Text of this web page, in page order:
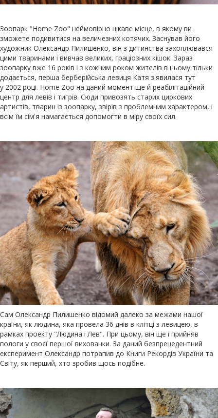
Зоопарк "Home Zoo" неймовірно цікаве місце, в якому ви
зможете подивитися на величезних котячих. Заснував його
художник Олександр Пилишенко, він з дитинства захоплювався
цими тваринами і вивчав великих, граціозних кішок. Зараз
зоопарку вже 16 років і з кожним роком жителів в ньому тільки
додається, перша берберійська левиця Катя з'явилася тут
у 2002 році. Home Zoo на даний момент ще й реабілітаційний
центр для левів і тигрів. Сюди привозять старих циркових
артистів, тварин із зоопарку, звірів з проблемним характером, і
всім їм сім'я намагається допомогти в міру своїх сил.
Сам Олександр Пилишенко відомий далеко за межами нашої
країни, як людина, яка провела 36 днів в клітці з левицею, в
рамках проекту "Людина і Лев". При цьому, він ще і прийняв
пологи у своєї першої вихованки. За даний безпрецедентний
експеримент Олександр потрапив до Книги Рекордів України та
Світу, як перший, хто зробив щось подібне.